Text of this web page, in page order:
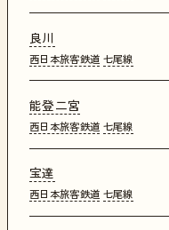
良川
西日本旅客鉄道 七尾線
能登二宮
西日本旅客鉄道 七尾線
宝達
西日本旅客鉄道 七尾線